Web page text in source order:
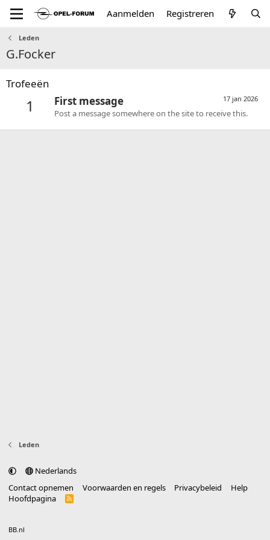
Aanmelden Registreren
Leden
G.Focker
Trofeeën
1 17 jan 2026
First message
Post a message somewhere on the site to receive this.
Leden
Nederlands
Contact opnemen
Voorwaarden en regels Privacybeleid
Help
Hoofdpagina
R
BB.nl